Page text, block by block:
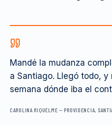
Mandé la mudanza
a Santiago. Llegó todo, y
semana dónde iba el
CAROLINA RIQUELME —PROVIDENCIA,